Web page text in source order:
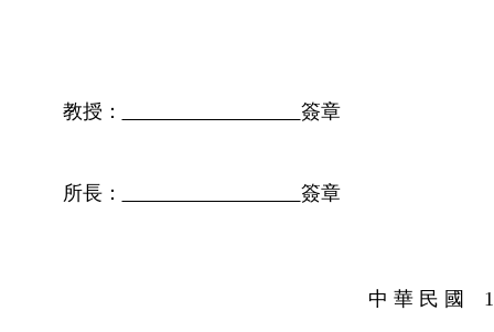
教授： 簽章
所長： 簽章
中 華 民